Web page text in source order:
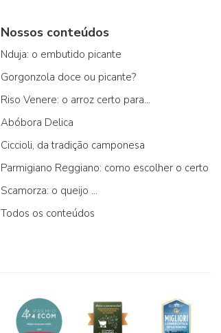
Nossos conteúdos
Nduja: o embutido picante
Gorgonzola doce ou picante?
Riso Venere: o arroz certo para...
Abóbora Delica
Ciccioli, da tradição camponesa
Parmigiano Reggiano: como escolher o certo
Scamorza: o queijo ...
Todos os conteúdos